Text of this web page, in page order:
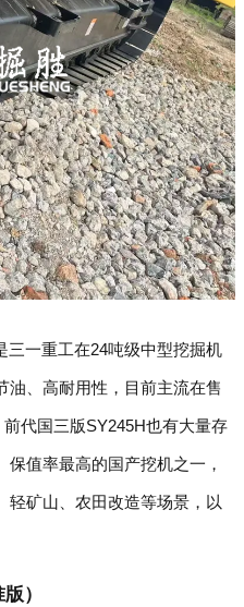
三一重工在24吨级中型挖掘机
油、高耐用性，目前主流在售
代国三版SY245H也有大量存
值率最高的国产挖机之一，
轻矿山、农田改造等场景，以
）